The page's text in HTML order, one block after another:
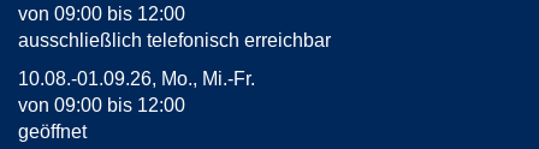
von 09:00 bis 12:00
ausschließlich telefonisch erreichbar
10.08.-01.09.26, Mo., Mi.-Fr.
von 09:00 bis 12:00
geöffnet